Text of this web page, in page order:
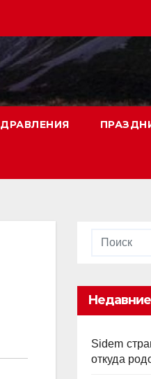
Sidem
откуда